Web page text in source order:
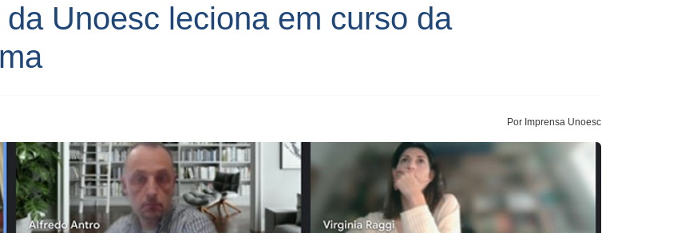
Unoesc leciona em curso da
Por Imprensa Unoesc